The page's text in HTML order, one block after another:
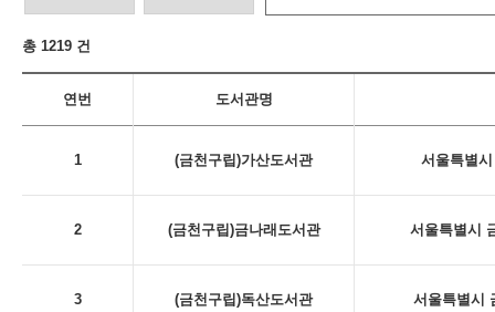
총 1219 건
연번 도서관명
1 (금천구립)가산도서관 서울특별
2 (금천구립)금나래도서관 서울특별시
3 (금천구립)독산도서관 서울특별시